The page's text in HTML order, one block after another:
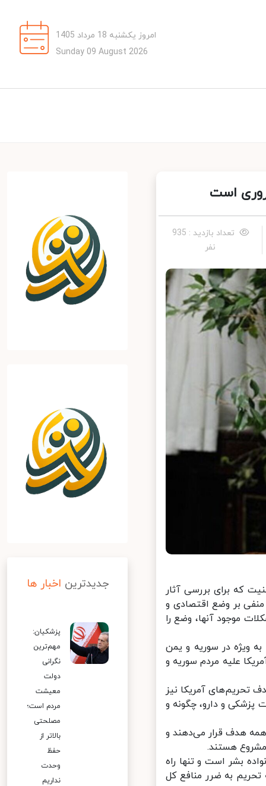
امروز یکشنبه 18 مرداد 1405
Sunday 09 August 2026
است
تعداد بازدید : 935
نفر
که برای بررسی آثار
بر وضع اقتصادی و
موجود آنها، وضع را
ویژه در سوریه و یمن
علیه مردم سوریه و
تحریم‌های آمریکا نیز
و دارو، چگونه و
هدف قرار می‌دهند و
هستند.
بشر است و تنها راه
به ضرر منافع کل
جدیدترین اخبار ها
پزشکیان:
مهم‌ترین
نگرانی
دولت
معیشت
مردم است؛
مصلحتی
بالاتر از
حفظ
وحدت
نداریم